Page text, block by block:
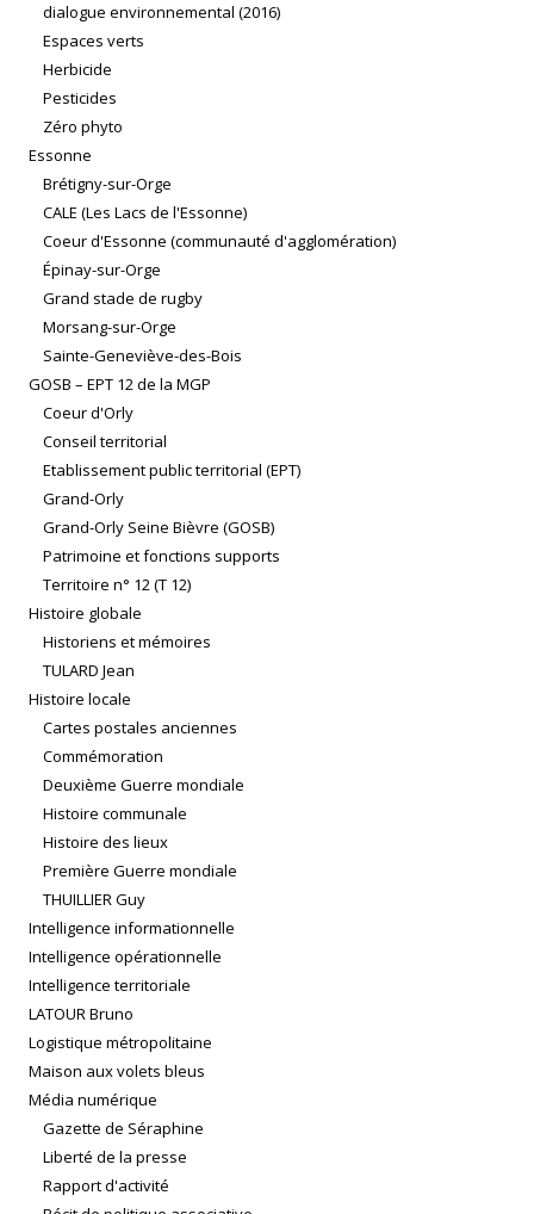
dialogue environnemental (2016)
Espaces verts
Herbicide
Pesticides
Zéro phyto
Essonne
Brétigny-sur-Orge
CALE (Les Lacs de l'Essonne)
Coeur d'Essonne (communauté d'agglomération)
Épinay-sur-Orge
Grand stade de rugby
Morsang-sur-Orge
Sainte-Geneviève-des-Bois
GOSB – EPT 12 de la MGP
Coeur d'Orly
Conseil territorial
Etablissement public territorial (EPT)
Grand-Orly
Grand-Orly Seine Bièvre (GOSB)
Patrimoine et fonctions supports
Territoire n° 12 (T 12)
Histoire globale
Historiens et mémoires
TULARD Jean
Histoire locale
Cartes postales anciennes
Commémoration
Deuxième Guerre mondiale
Histoire communale
Histoire des lieux
Première Guerre mondiale
THUILLIER Guy
Intelligence informationnelle
Intelligence opérationnelle
Intelligence territoriale
LATOUR Bruno
Logistique métropolitaine
Maison aux volets bleus
Média numérique
Gazette de Séraphine
Liberté de la presse
Rapport d'activité